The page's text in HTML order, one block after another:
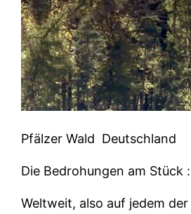
Pfälzer Wald Deutschland
Die Bedrohungen am Stück :
Weltweit, also auf jedem